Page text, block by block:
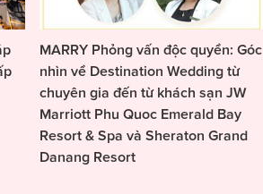
MARRY Phỏng vấn độc quyền: Góc
nhìn về Destination Wedding từ
chuyên gia đến từ khách sạn JW
Marriott Phu Quoc Emerald Bay
Resort & Spa và Sheraton Grand
Danang Resort